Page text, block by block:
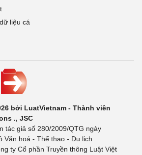
liệu cá
bởi LuatVietnam - Thành viên
., JSC
tác giả số 280/2009/QTG ngày
Văn hoá - Thể thao - Du lịch
ty Cổ phần Truyền thông Luật Việt